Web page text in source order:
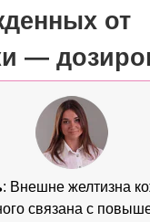
от
—
: Внешне желтизна
связана с